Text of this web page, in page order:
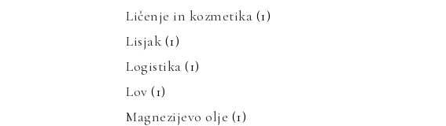
Ličenje in kozmetika (1)
Lisjak (1)
Logistika (1)
Lov (1)
Magnezijevo olje (1)